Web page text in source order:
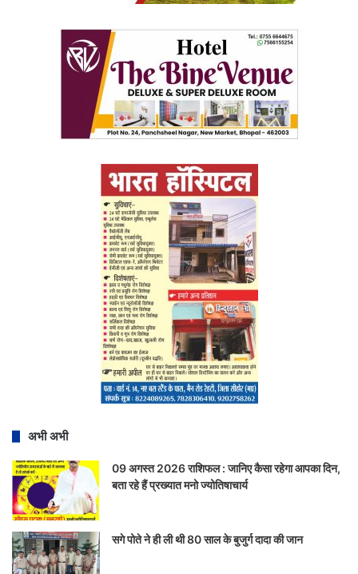
अभी अभी
09 अगस्त 2026 राशिफल : जानिए कैसा रहेगा आपका दिन,
बता रहे हैं प्रख्यात मनो ज्योतिषाचार्य
सगे पोते ने ही ली थी 80 साल के बुजुर्ग दादा की जान